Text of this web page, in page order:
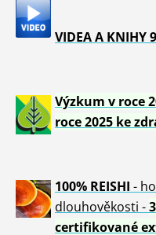
VIDEA A KNIHY
Výzkum v roce
roce 2025 ke
100% REISHI -
dlouhověkosti -
certifikované